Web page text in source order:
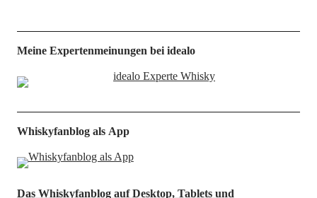
Meine Expertenmeinungen bei idealo
Whiskyfanblog als App
Das Whiskyfanblog auf Desktop, Tablets und